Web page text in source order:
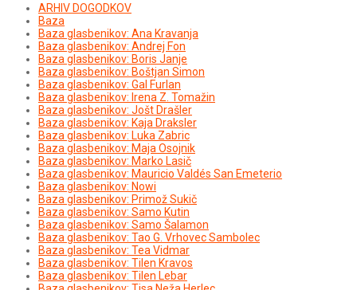
ARHIV DOGODKOV
Baza
Baza glasbenikov: Ana Kravanja
Baza glasbenikov: Andrej Fon
Baza glasbenikov: Boris Janje
Baza glasbenikov: Boštjan Simon
Baza glasbenikov: Gal Furlan
Baza glasbenikov: Irena Z. Tomažin
Baza glasbenikov: Jošt Drašler
Baza glasbenikov: Kaja Draksler
Baza glasbenikov: Luka Zabric
Baza glasbenikov: Maja Osojnik
Baza glasbenikov: Marko Lasič
Baza glasbenikov: Mauricio Valdés San Emeterio
Baza glasbenikov: Nowi
Baza glasbenikov: Primož Sukič
Baza glasbenikov: Samo Kutin
Baza glasbenikov: Samo Šalamon
Baza glasbenikov: Tao G. Vrhovec Sambolec
Baza glasbenikov: Tea Vidmar
Baza glasbenikov: Tilen Kravos
Baza glasbenikov: Tilen Lebar